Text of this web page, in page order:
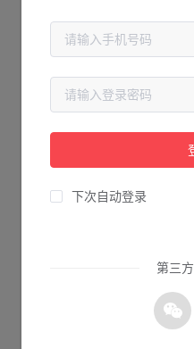
抱歉!
请检查您输入的网址是否正确，
下次自动登录
第三